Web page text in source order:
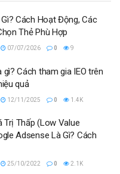
Cách Hoạt Động, Các
Thẻ Phù Hợp
07/07/2026 0 9
gì? Cách tham gia IEO trên
quả
12/11/2025 0 1.4K
Trị Thấp (Low Value
Adsense Là Gì? Cách
25/10/2022 0 2.1K